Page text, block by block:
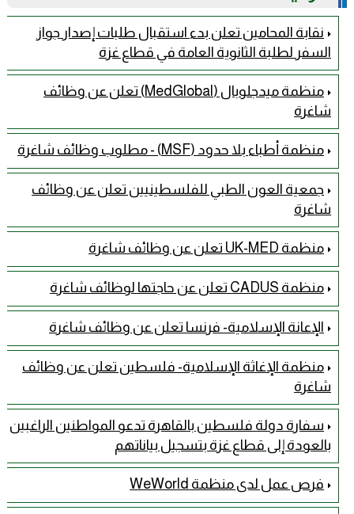
نقابة المحامين تعلن بدء استقبال طلبات إصدار جواز
السفر لطلبة الثانوية العامة في قطاع غزة
منظمة ميدجلوبال (MedGlobal) تعلن عن وظائف
شاغرة
منظمة أطباء بلا حدود (MSF) - مطلوب وظائف شاغرة
جمعية العون الطبي للفلسطينيين تعلن عن وظائف
شاغرة
منظمة UK-MED تعلن عن وظائف شاغرة
منظمة CADUS تعلن عن حاجتها لوظائف شاغرة
الإعانة الإسلامية- فرنسا تعلن عن وظائف شاغرة
منظمة الإغاثة الإسلامية- فلسطين تعلن عن وظائف
شاغرة
سفارة دولة فلسطين بالقاهرة تدعو المواطنين الراغبين
بالعودة إلى قطاع غزة بتسجيل بياناتهم
فرص عمل لدى منظمة WeWorld